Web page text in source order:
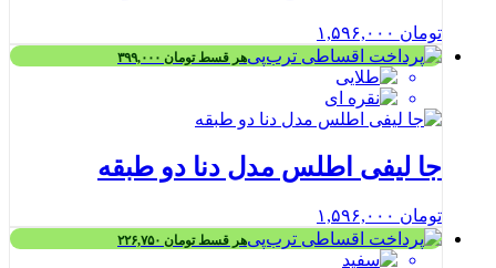
تومان
هر قسطتومان
جا لیفی اطلس مدل دنا دو طبقه
تومان
هر قسطتومان